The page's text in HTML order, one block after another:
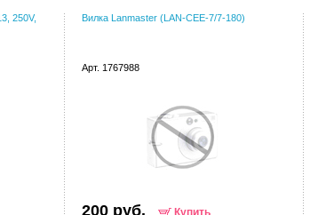
250V,
Вилка Lanmaster (LAN-CEE-7/7-180)
Арт. 1767988
200 руб. Купить